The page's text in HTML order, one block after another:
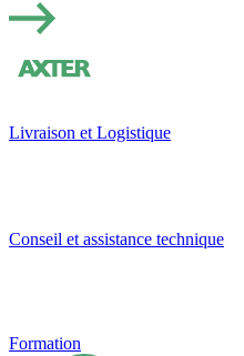
Livraison et Logistique
Conseil et assistance technique
Formation